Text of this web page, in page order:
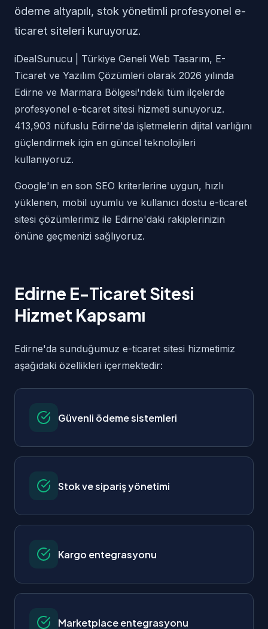
ödeme altyapılı, stok yönetimli profesyonel e-
ticaret siteleri kuruyoruz.
iDealSunucu | Türkiye Geneli Web Tasarım, E-
Ticaret ve Yazılım Çözümleri olarak 2026 yılında
Edirne ve Marmara Bölgesi'ndeki tüm ilçelerde
profesyonel e-ticaret sitesi hizmeti sunuyoruz.
413,903 nüfuslu Edirne'da işletmelerin dijital varlığını
güçlendirmek için en güncel teknolojileri
kullanıyoruz.
Google'ın en son SEO kriterlerine uygun, hızlı
yüklenen, mobil uyumlu ve kullanıcı dostu e-ticaret
sitesi çözümlerimiz ile Edirne'daki rakiplerinizin
önüne geçmenizi sağlıyoruz.
Edirne E-Ticaret Sitesi
Hizmet Kapsamı
Edirne'da sunduğumuz e-ticaret sitesi hizmetimiz
aşağıdaki özellikleri içermektedir:
Güvenli ödeme sistemleri
Stok ve sipariş yönetimi
Kargo entegrasyonu
Marketplace entegrasyonu